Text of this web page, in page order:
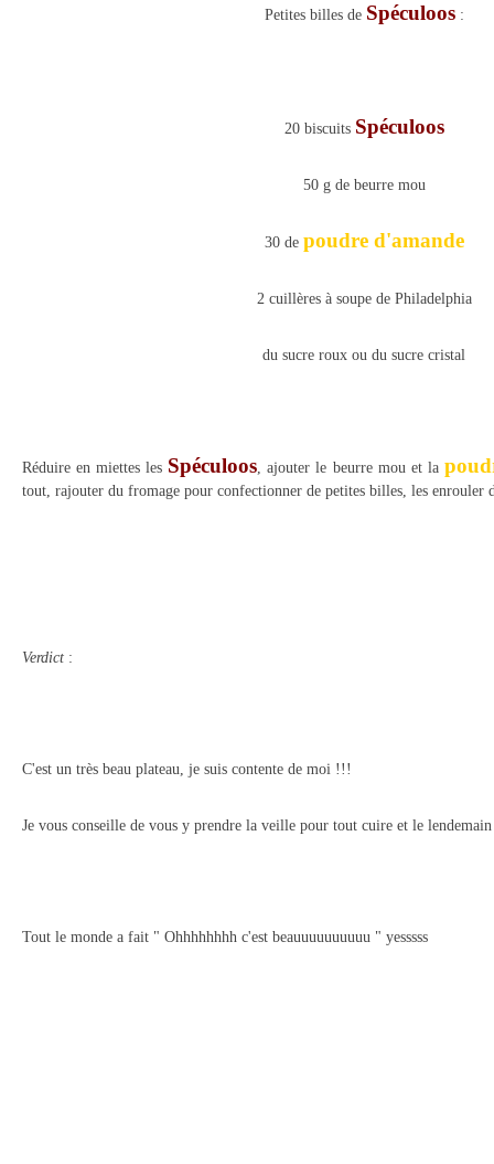
Petites billes de Spéculoos:
20 biscuits Spéculoos
50 g de beurre mou
30 de poudre d'amande
2 cuillères à soupe de Philadelphia
du sucre roux ou du sucre cristal
Réduire en miettes les Spéculoos, ajouter le beurre mou et la
tout, rajouter du fromage pour confectionner de petites billes, les enrouler
Verdict :
C'est un très beau plateau, je suis contente de moi !!!
Je vous conseille de vous y prendre la veille pour tout cuire et le
Tout le monde a fait " Ohhhhhhhh c'est beauuuuuuuuuu " yesssss